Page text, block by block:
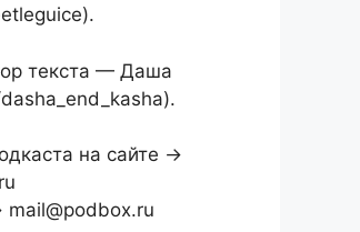
текста — Даша
на сайте →